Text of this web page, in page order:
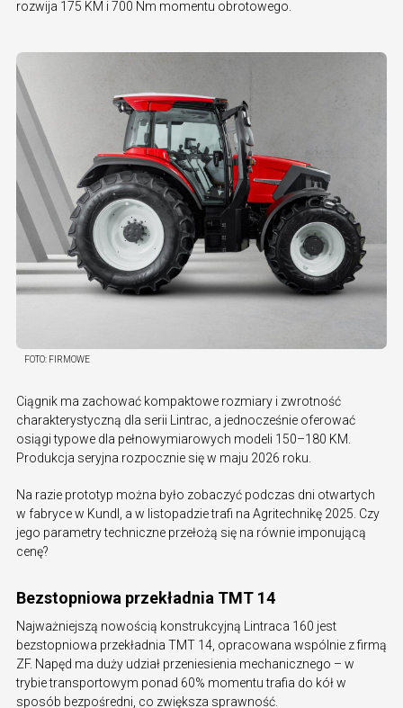
rozwija 175 KM i 700 Nm momentu obrotowego.
FOTO: FIRMOWE
Ciągnik ma zachować kompaktowe rozmiary i zwrotność
charakterystyczną dla serii Lintrac, a jednocześnie oferować
osiągi typowe dla pełnowymiarowych modeli 150–180 KM.
Produkcja seryjna rozpocznie się w maju 2026 roku.
Na razie prototyp można było zobaczyć podczas dni otwartych
w fabryce w Kundl, a w listopadzie trafi na Agritechnikę 2025. Czy
jego parametry techniczne przełożą się na równie imponującą
cenę?
Bezstopniowa przekładnia TMT 14
Najważniejszą nowością konstrukcyjną Lintraca 160 jest
bezstopniowa przekładnia TMT 14, opracowana wspólnie z firmą
ZF. Napęd ma duży udział przeniesienia mechanicznego – w
trybie transportowym ponad 60% momentu trafia do kół w
sposób bezpośredni, co zwiększa sprawność.